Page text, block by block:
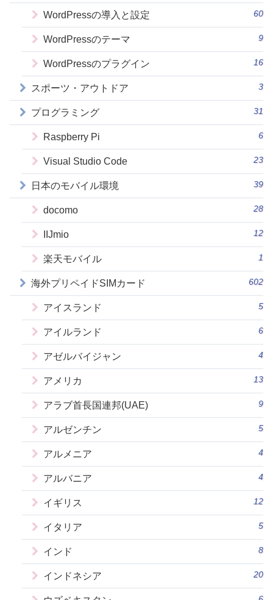
WordPressの導入と設定 60
WordPressのテーマ 9
WordPressのプラグイン 16
スポーツ・アウトドア 3
プログラミング 31
Raspberry Pi 6
Visual Studio Code 23
日本のモバイル環境 39
docomo 28
IIJmio 12
楽天モバイル 1
海外プリペイドSIMカード 602
アイスランド 5
アイルランド 6
アゼルバイジャン 4
アメリカ 13
アラブ首長国連邦(UAE) 9
アルゼンチン 5
アルメニア 4
アルバニア 4
イギリス 12
イタリア 5
インド 8
インドネシア 20